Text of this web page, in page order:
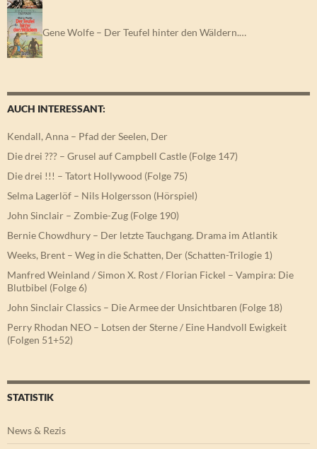
Gene Wolfe – Der Teufel hinter den Wäldern.…
AUCH INTERESSANT:
Kendall, Anna – Pfad der Seelen, Der
Die drei ??? – Grusel auf Campbell Castle (Folge 147)
Die drei !!! – Tatort Hollywood (Folge 75)
Selma Lagerlöf – Nils Holgersson (Hörspiel)
John Sinclair – Zombie-Zug (Folge 190)
Bernie Chowdhury – Der letzte Tauchgang. Drama im Atlantik
Weeks, Brent – Weg in die Schatten, Der (Schatten-Trilogie 1)
Manfred Weinland / Simon X. Rost / Florian Fickel – Vampira: Die
Blutbibel (Folge 6)
John Sinclair Classics – Die Armee der Unsichtbaren (Folge 18)
Perry Rhodan NEO – Lotsen der Sterne / Eine Handvoll Ewigkeit
(Folgen 51+52)
STATISTIK
News & Rezis